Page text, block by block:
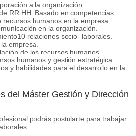
a la organización.
RR.HH. Basado en competencias.
recursos humanos en la empresa.
en la organización.
relaciones socio- laborales.
empresa.
de los recursos humanos.
humanos y gestión estratégica.
y habilidades para el desarrollo en la
del Máster Gestión y Dirección
podrás postularte para trabajar